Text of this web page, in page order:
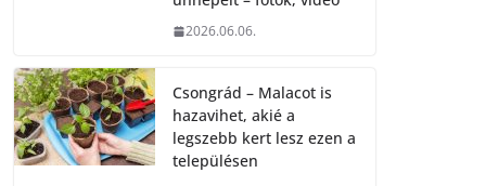
2026.06.06.
Csongrád – Malacot is
hazavihet, akié a
legszebb kert lesz ezen a
településen